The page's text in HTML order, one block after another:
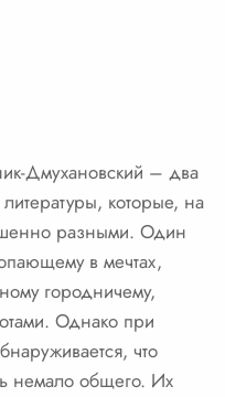
Дмухановский – два
которые, на
разными. Один
в мечтах,
городничему,
Однако при
что
немало общего. Их